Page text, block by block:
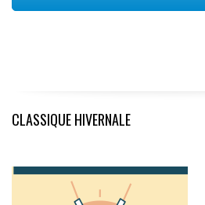
CLASSIQUE HIVERNALE